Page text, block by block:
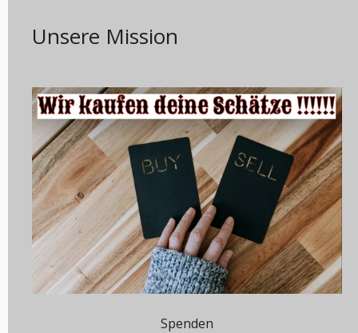
Unsere Mission
Spenden